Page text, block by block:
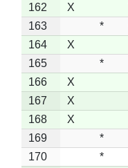
162
X
163
*
164
X
165
*
166
X
167
X
168
X
169
*
170
*